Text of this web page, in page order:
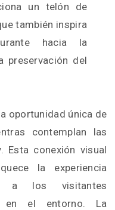
un telón de
también inspira
hacia la
del
oportunidad única de
contemplan las
Esta conexión visual
la experiencia
a los visitantes
en el entorno. La